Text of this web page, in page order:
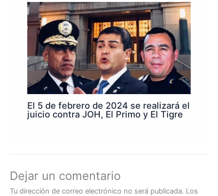
El 5 de febrero de 2024 se realizará el
juicio contra JOH, El Primo y El Tigre
Dejar un comentario
Tu dirección de correo electrónico no será publicada. Los